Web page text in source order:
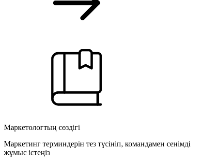
Маркетологтың сөздігі
Маркетинг терминдерін тез түсініп, командамен сенімді
жұмыс істеңіз